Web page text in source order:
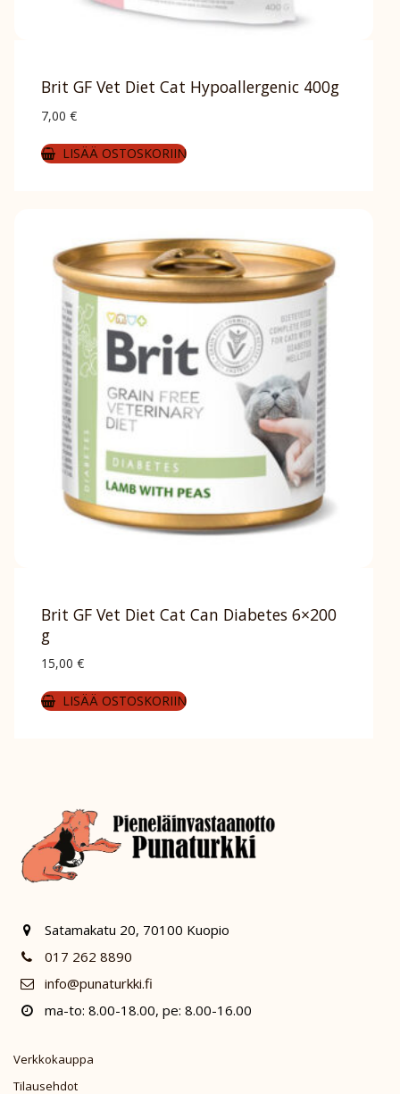
Brit GF Vet Diet Cat Hypoallergenic 400g
7,00 €
LISÄÄ OSTOSKORIIN
Brit GF Vet Diet Cat Can Diabetes 6×200
g
15,00 €
LISÄÄ OSTOSKORIIN
Satamakatu 20, 70100 Kuopio
017 262 8890
info@punaturkki.fi
ma-to: 8.00-18.00, pe: 8.00-16.00
Verkkokauppa
Tilausehdot